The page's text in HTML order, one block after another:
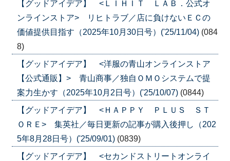
【グッドアイデア】 <ＬＩＨＩＴ ＬＡＢ．公式オ
ンラインストア> リヒトラブ／店に負けないＥＣの
価値提供目指す（2025年10月30日号）('25/11/04) (084
8)
【グッドアイデア】 <洋服の青山オンラインストア
【公式通販】> 青山商事／独自ＯＭＯシステムで提
案力生かす（2025年10月2日号）('25/10/07) (0844)
【グッドアイデア】 <ＨＡＰＰＹ ＰＬＵＳ ＳＴ
ＯＲＥ> 集英社／毎日更新の記事が購入後押し（202
5年8月28日号）('25/09/01) (0839)
【グッドアイデア】 <セカンドストリートオンライ